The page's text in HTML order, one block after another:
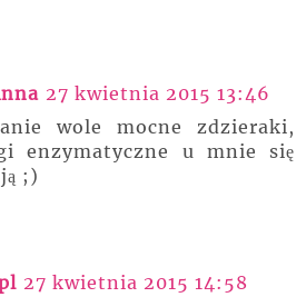
27 kwietnia 2015 13:46
wole mocne zdzieraki,
enzymatyczne u mnie się
;)
27 kwietnia 2015 14:58